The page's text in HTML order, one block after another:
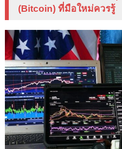
(Bitcoin) ที่มือใหม่ควรรู้